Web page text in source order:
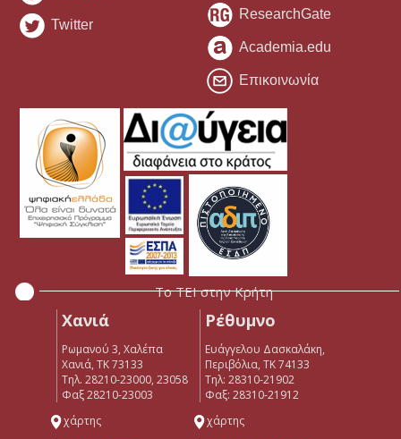
Twitter
ResearchGate
Academia.edu
Επικοινωνία
Το ΤΕΙ στην Κρήτη
Χανιά
Ρωμανού 3, Χαλέπα
Χανιά, ΤΚ 73133
Τηλ. 28210-23000, 23058
Φαξ 28210-23003
χάρτης
Ρέθυμνο
Ευάγγελου Δασκαλάκη,
Περιβόλια, ΤΚ 74133
Tηλ: 28310-21902
Φαξ: 28310-21912
χάρτης